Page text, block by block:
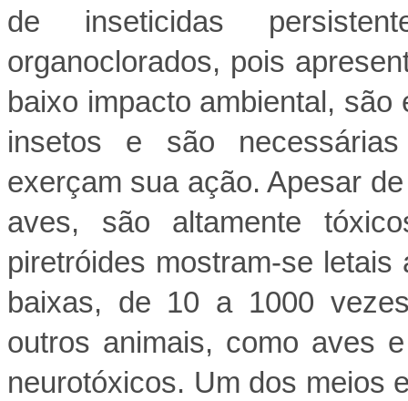
de inseticidas
organoclorados, pois
baixo impacto ambiental,
insetos e são
exerçam sua ação. Apesar
aves, são altamente
piretróides mostram-se
baixas, de 10 a 1000
outros animais, como aves
neurotóxicos. Um dos meios